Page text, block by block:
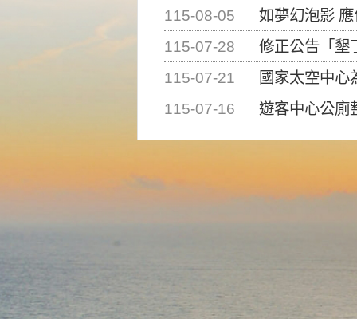
115-08-05
如夢幻泡影
115-07-28
修正公告「墾丁國家公
115-07-21
國家太空中心為辦理
115-07-16
遊客中心公廁